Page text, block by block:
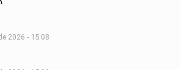
2026 - 15:08